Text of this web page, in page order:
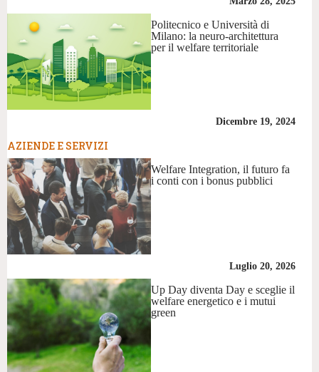
Politecnico e Università di
Milano: la neuro-architettura
per il welfare territoriale
Dicembre 19, 2024
AZIENDE E SERVIZI
Welfare Integration, il futuro fa
i conti con i bonus pubblici
Luglio 20, 2026
Up Day diventa Day e sceglie il
welfare energetico e i mutui
green